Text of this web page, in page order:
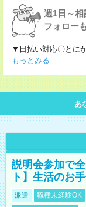
週1日～
フォロー
▼日払い対応〇とに
もっとみる
あ
説明会参加で
ト】生活のお
派遣 職種未経験OK